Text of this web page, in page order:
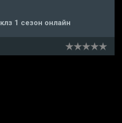
1 сезон онлайн